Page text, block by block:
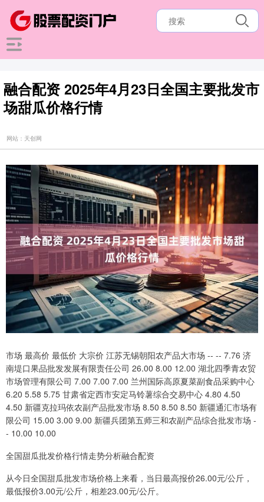
融合配资 2025年4月23日全国主要批发市
场甜瓜价格行情
网站：天创网
市场 最高价 最低价 大宗价 江苏无锡朝阳农产品大市场 -- -- 7.76 济
南堤口果品批发发展有限责任公司 26.00 8.00 12.00 湖北四季青农贸
市场管理有限公司 7.00 7.00 7.00 兰州国际高原夏菜副食品采购中心
6.20 5.58 5.75 甘肃省定西市安定马铃薯综合交易中心 4.80 4.50
4.50 新疆克拉玛依农副产品批发市场 8.50 8.50 8.50 新疆通汇市场有
限公司 15.00 3.00 9.00 新疆兵团第五师三和农副产品综合批发市场 -
- 10.00 10.00
全国甜瓜批发价格行情走势分析融合配资
从今日全国甜瓜批发市场价格上来看，当日最高报价26.00元/公斤，
最低报价3.00元/公斤，相差23.00元/公斤。